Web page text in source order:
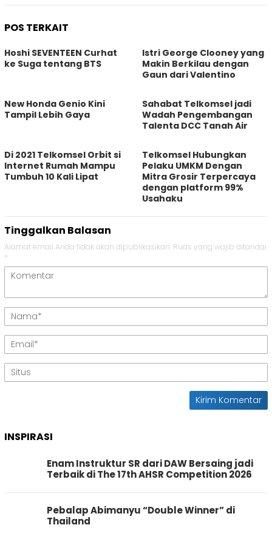
POS TERKAIT
Hoshi SEVENTEEN Curhat
ke Suga tentang BTS
Istri George Clooney yang
Makin Berkilau dengan
Gaun dari Valentino
New Honda Genio Kini
Tampil Lebih Gaya
Sahabat Telkomsel jadi
Wadah Pengembangan
Talenta DCC Tanah Air
Di 2021 Telkomsel Orbit si
Internet Rumah Mampu
Tumbuh 10 Kali Lipat
Telkomsel Hubungkan
Pelaku UMKM Dengan
Mitra Grosir Terpercaya
dengan platform 99%
Usahaku
Tinggalkan Balasan
Alamat email Anda tidak akan dipublikasikan. Ruas yang wajib ditandai
*
INSPIRASI
Enam Instruktur SR dari DAW Bersaing jadi
Terbaik di The 17th AHSR Competition 2026
Pebalap Abimanyu “Double Winner” di
Thailand